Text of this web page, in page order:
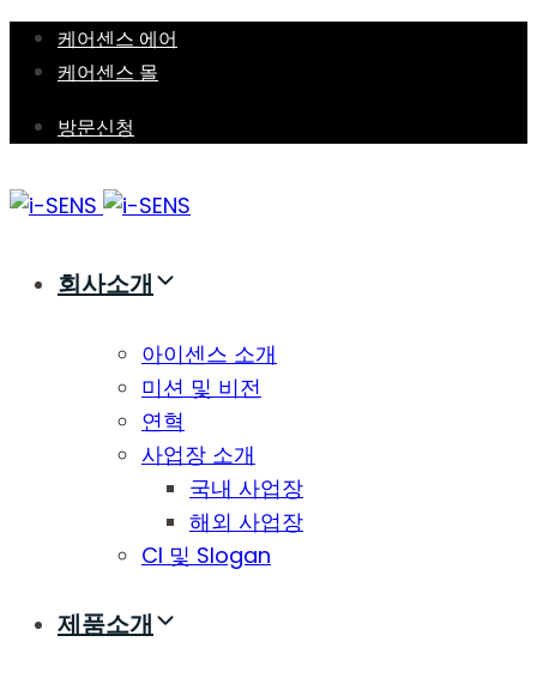
Skip
links
Skip
navigation
to
케어센스 에어
케어센스 몰
방문신청
회사소개
아이센스 소개
미션 및 비전
연혁
사업장 소개
국내 사업장
해외 사업장
CI 및 Slogan
제품소개